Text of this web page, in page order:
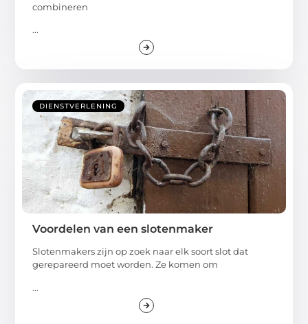
combineren
...
DIENSTVERLENING
Voordelen van een slotenmaker
Slotenmakers zijn op zoek naar elk soort slot dat
gerepareerd moet worden. Ze komen om
...